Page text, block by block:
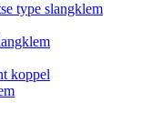
type slangklem
koppel